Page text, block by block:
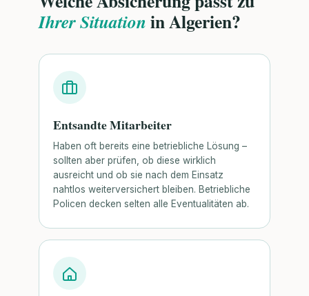
Ihrer Situationin Algerien?
Entsandte Mitarbeiter
Haben oft bereits eine betriebliche Lösung –
sollten aber prüfen, ob diese wirklich
ausreicht und ob sie nach dem Einsatz
nahtlos weiterversichert bleiben. Betriebliche
Policen decken selten alle Eventualitäten ab.